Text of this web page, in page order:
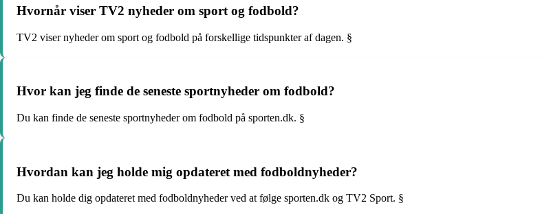
Hvornår viser TV2 nyheder om sport og fodbold?
TV2 viser nyheder om sport og fodbold på forskellige tidspunkter af dagen. §
Hvor kan jeg finde de seneste sportnyheder om fodbold?
Du kan finde de seneste sportnyheder om fodbold på sporten.dk. §
Hvordan kan jeg holde mig opdateret med fodboldnyheder?
Du kan holde dig opdateret med fodboldnyheder ved at følge sporten.dk og TV2 Sport. §